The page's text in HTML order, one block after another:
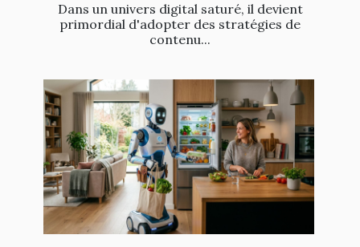
Dans un univers digital saturé, il devient
primordial d'adopter des stratégies de
contenu...